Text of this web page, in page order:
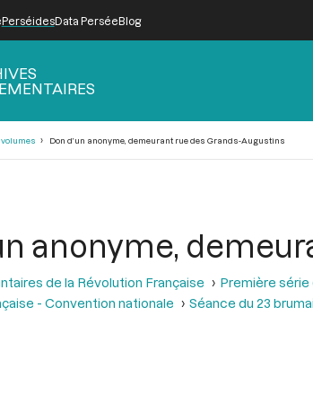
PerséidesData PerséeBlog
volumes Don d’un anonyme, demeurant rue des Grands-Augustins
anonyme,
de la Révolution Française Première série
- Convention nationale
Séance du 23